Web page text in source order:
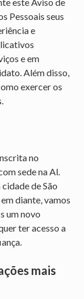
Pessoais seus
e
e em
Além disso,
exercer os
no
sede na Al.
de São
diante, vamos
um novo
ter acesso a
mais